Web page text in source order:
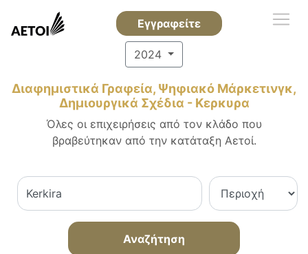
Εγγραφείτε
2024
Διαφημιστικά Γραφεία, Ψηφιακό Μάρκετινγκ,
Δημιουργικά Σχέδια - Κερκυρα
Όλες οι επιχειρήσεις από τον κλάδο που
βραβεύτηκαν από την κατάταξη Αετοί.
Αναζήτηση